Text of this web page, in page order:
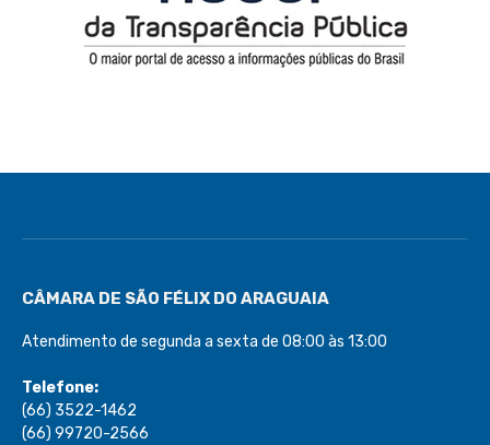
CÂMARA DE SÃO FÉLIX DO ARAGUAIA
Atendimento de segunda a sexta de 08:00 às 13:00
Telefone:
(66) 3522-1462
(66) 99720-2566